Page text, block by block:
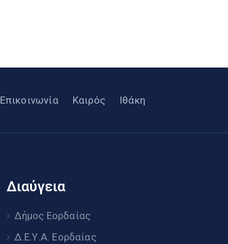
Επικοινωνία Καιρός Ιθάκη
Διαύγεια
Δήμος Εορδαίας
Δ.Ε.Υ.Α. Εορδαίας